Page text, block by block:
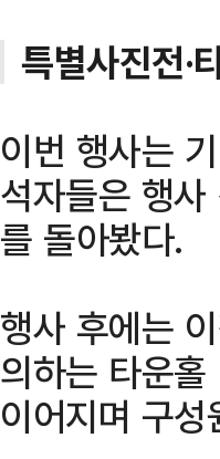
특별사진전·
이번 행사는
석자들은 행
를 돌아봤다.
행사 후에는
의하는 타운
이어지며 구